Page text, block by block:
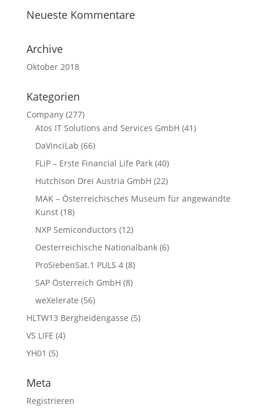
Neueste Kommentare
Archive
Oktober 2018
Kategorien
Company(277)
Atos IT Solutions and Services GmbH (41)
DaVinciLab (66)
FLiP – Erste Financial Life Park(40)
Hutchison Drei Austria GmbH (22)
MAK – Österreichisches Museum für angewandte
Kunst(18)
NXP Semiconductors (12)
Oesterreichische Nationalbank(6)
ProSiebenSat.1 PULS 4(8)
SAP Österreich GmbH (8)
weXelerate (56)
HLTW13 Bergheidengasse (5)
VS LIFE (4)
YH01 (5)
Meta
Registrieren